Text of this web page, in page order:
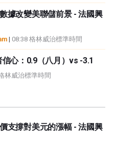
據改變美聯儲前景 - 法國興
| 08:38 格林威治標準時間
心：0.9（八月）vs -3.1
林威治標準時間
支撐對美元的漲幅 - 法國興